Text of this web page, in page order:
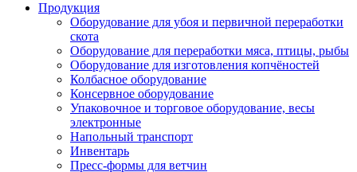
Продукция
Оборудование для убоя и первичной переработки
скота
Оборудование для переработки мяса, птицы, рыбы
Оборудование для изготовления копчёностей
Колбасное оборудование
Консервное оборудование
Упаковочное и торговое оборудование, весы
электронные
Напольный транспорт
Инвентарь
Пресс-формы для ветчин